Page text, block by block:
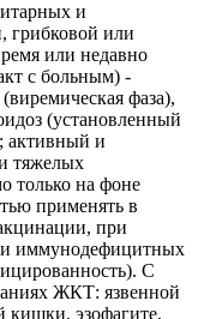
и
грибковой или
или недавно
с больным) -
фаза),
(установленный
активный и
тяжелых
только на фоне
применять в
при
иммунодефицитных
С
ЖКТ: язвенной
кишки, эзофагите,